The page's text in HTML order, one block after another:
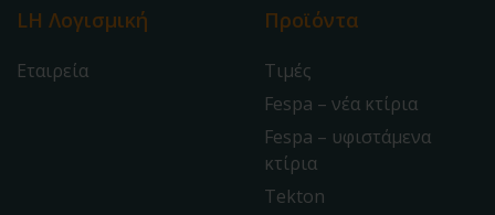
LH Λογισμική
Εταιρεία
Προϊόντα
Τιμές
Fespa – νέα κτίρια
Fespa – υφιστάμενα
κτίρια
Tekton